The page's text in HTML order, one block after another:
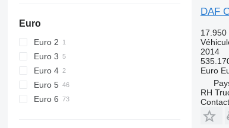
Euro
Euro 2
Euro 3
Euro 4
Euro 5
Euro 6
DAF
17.950
2014
Euro
RH